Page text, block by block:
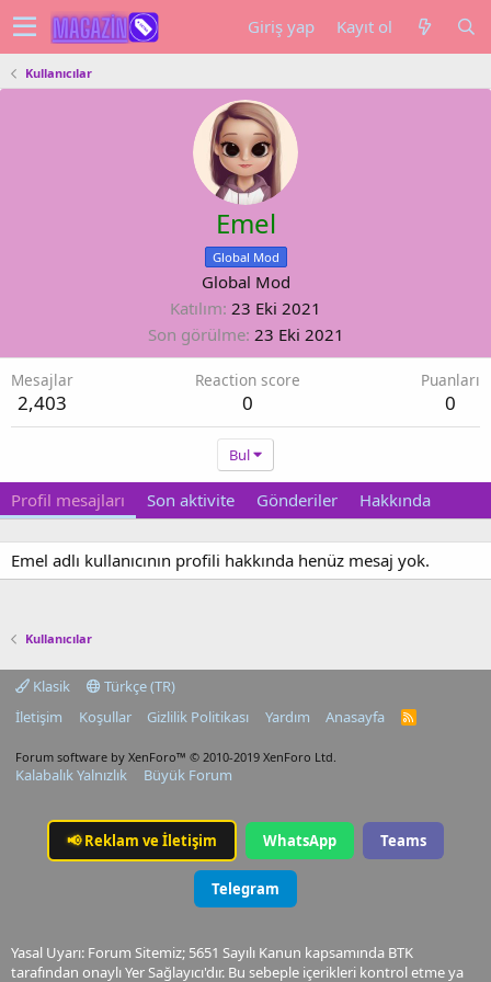
Giriş yap Kayıt ol
Kullanıcılar
Emel
Global Mod
Global Mod
Katılım 23 Eki 2021
Son görülme 23 Eki 2021
Mesajlar
2,403
Reaction score
0
Puanları
0
Bul
Profil mesajları Son aktivite Gönderiler Hakkında
Emel adlı kullanıcının profili hakkında henüz mesaj yok.
Kullanıcılar
Klasik
Türkçe (TR)
İletişim
Koşullar Gizlilik Politikası Yardım Anasayfa
R
Forum software by XenForo™ © 2010-2019 XenForo Ltd.
Kalabalık Yalnızlık Büyük Forum
📢Reklam ve İletişim WhatsApp Teams
Telegram
Yasal Uyarı: Forum Sitemiz; 5651 Sayılı Kanun kapsamında BTK
tarafından onaylı Yer Sağlayıcı'dır. Bu sebeple içerikleri kontrol etme ya